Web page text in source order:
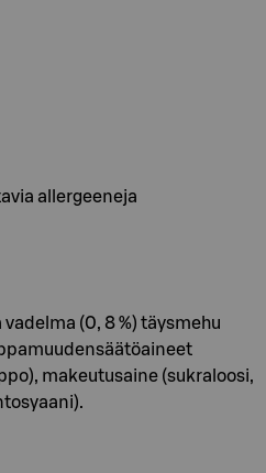
allergeeneja
vadelma (0, 8 %) täysmehu
makeutusaine (sukraloosi,